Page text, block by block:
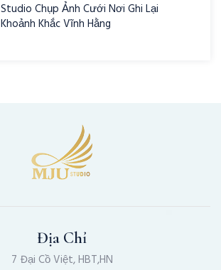
Studio Chụp Ảnh Cưới Nơi Ghi Lại
Khoảnh Khắc Vĩnh Hằng
Địa Chỉ
7 Đại Cồ Việt, HBT,HN